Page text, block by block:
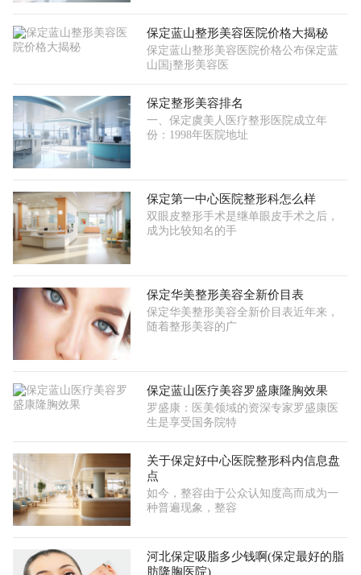
保定蓝山整形美容医院价格大揭秘
保定蓝山整形美容医院价格公布保定蓝
山国j整形美容医
保定整形美容排名
一、保定虞美人医疗整形医院成立年
份：1998年医院地址
保定第一中心医院整形科怎么样
双眼皮整形手术是继单眼皮手术之后，
成为比较知名的手
保定华美整形美容全新价目表
保定华美整形美容全新价目表近年来，
随着整形美容的广
保定蓝山医疗美容罗盛康隆胸效果
罗盛康：医美领域的资深专家罗盛康医
生是享受国务院特
关于保定好中心医院整形科内信息盘
点
如今，整容由于公众认知度高而成为一
种普遍现象，整容
河北保定吸脂多少钱啊(保定最好的脂
肪隆胸医院)